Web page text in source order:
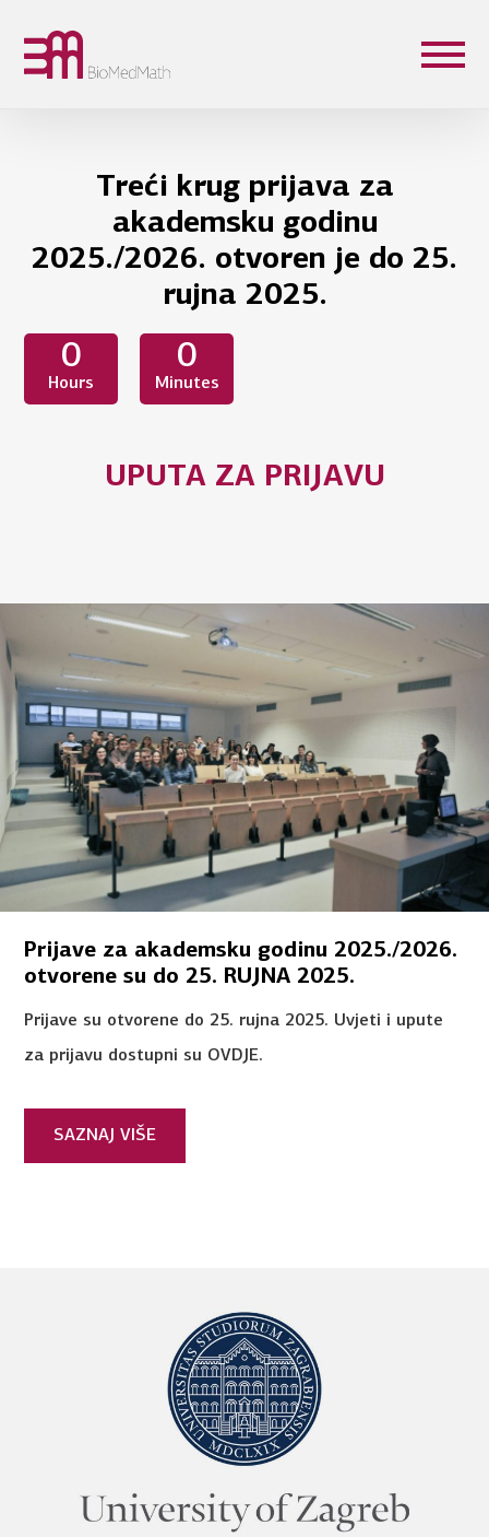
Treći krug prijava za
akademsku godinu
2025./2026. otvoren je do 25.
rujna 2025.
0
Hours
0
Minutes
UPUTA ZA PRIJAVU
Prijave za akademsku godinu 2025./2026.
otvorene su do 25. RUJNA 2025.
Prijave su otvorene do 25. rujna 2025. Uvjeti i upute
za prijavu dostupni su OVDJE.
SAZNAJ VIŠE